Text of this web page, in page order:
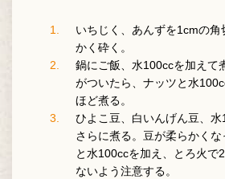
いちじく、あんずを1cmの
かく砕く。
鍋にご飯、水100ccを加えて
がついたら、ナッツと水
ほど煮る。
ひよこ豆、白いんげん豆、
さらに煮る。豆が柔らかく
と水100ccを加え、とろ火で
ないよう注意する。